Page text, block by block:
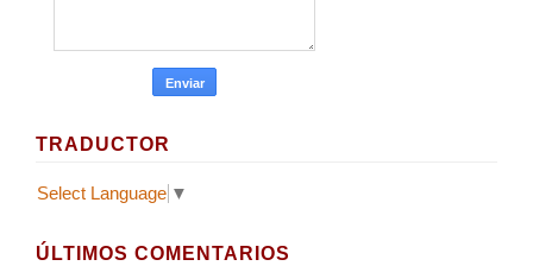
TRADUCTOR
Select Language ▼
ÚLTIMOS COMENTARIOS